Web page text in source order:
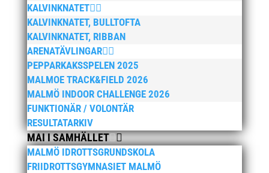
KALVINKNATET
KALVINKNATET, BULLTOFTA
KALVINKNATET, RIBBAN
ARENATÄVLINGAR
PEPPARKAKSSPELEN 2025
MALMOE TRACK&FIELD 2026
MALMÖ INDOOR CHALLENGE 2026
FUNKTIONÄR / VOLONTÄR
RESULTATARKIV
MAI I SAMHÄLLET
MALMÖ IDROTTSGRUNDSKOLA
FRIIDROTTSGYMNASIET MALMÖ